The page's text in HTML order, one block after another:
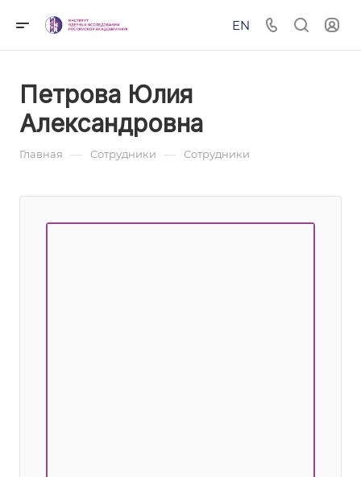
EN
Петрова Юлия
Александровна
Главная — Сотрудники — Сотрудники